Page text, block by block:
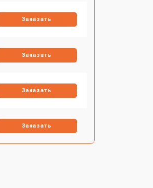
Заказать
Заказать
Заказать
Заказать